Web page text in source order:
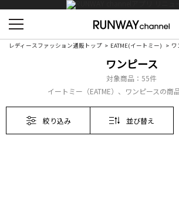
レディースファッション通販トップ EATME(イートミー) ワ
ワンピース
対象商品： 55件
イートミー（EATME）、ワンピースの商
絞り込み 並び替え